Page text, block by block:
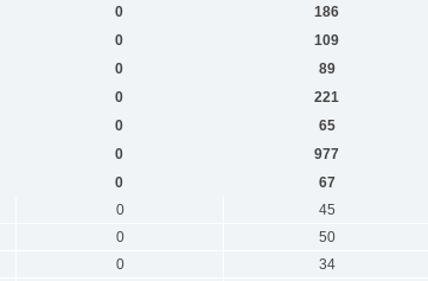
0 186
0 109
0 89
0 221
0 65
0 977
0 67
0 45
0 50
0 34